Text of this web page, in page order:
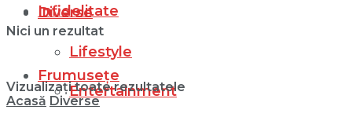
Diverse
Lifestyle
Entertainment
Infidelitate
Frumusețe
Nici un rezultat
Vizualizați toate rezultatele
Acasă Diverse